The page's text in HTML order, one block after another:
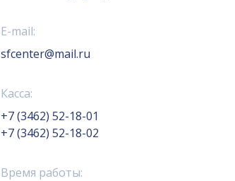
E-mail:
sfcenter@mail.ru
Касса:
+7 (3462) 52-18-01
+7 (3462) 52-18-02
Время работы: